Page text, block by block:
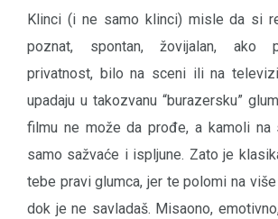
Klinci (i ne samo klinci) misle da si
poznat, spontan, žovijalan, ako
privatnost, bilo na sceni ili na
upadaju u takozvanu “burazersku”
filmu ne može da prođe, a kamoli na
samo sažvaće i ispljune. Zato je
tebe pravi glumca, jer te polomi na
dok je ne savladaš. Misaono,